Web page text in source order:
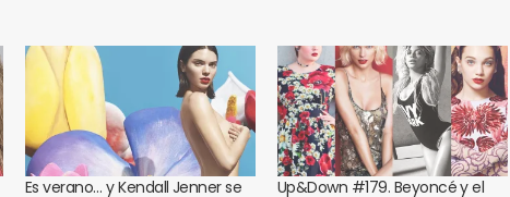
Es verano… y Kendall Jenner se Up&Down #179. Beyoncé y el